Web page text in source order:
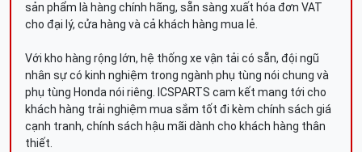
sản phẩm là hàng chính hãng, sẵn sàng xuất hóa đơn VAT
cho đại lý, cửa hàng và cả khách hàng mua lẻ.
Với kho hàng rộng lớn, hệ thống xe vận tải có sẵn, đội ngũ
nhân sự có kinh nghiệm trong ngành phụ tùng nói chung và
phụ tùng Honda nói riêng. ICSPARTS cam kết mang tới cho
khách hàng trải nghiệm mua sắm tốt đi kèm chính sách giá
cạnh tranh, chính sách hậu mãi dành cho khách hàng thân
thiết.